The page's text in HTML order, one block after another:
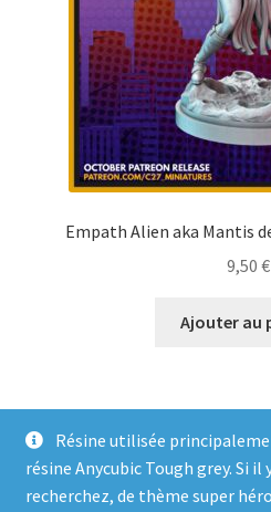
Résine utilisée
résine Anycubic Tough grey. Si il
recherchez, de thème super
Empath Alien aka Mantis
9,50 €
Ajouter au